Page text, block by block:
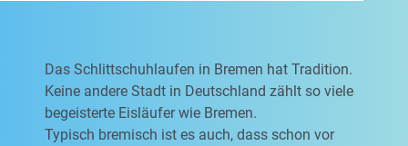
Das Schlittschuhlaufen in Bremen hat Tradition.
Keine andere Stadt in Deutschland zählt so viele
begeisterte Eisläufer wie Bremen.
Typisch bremisch ist es auch, dass schon vor